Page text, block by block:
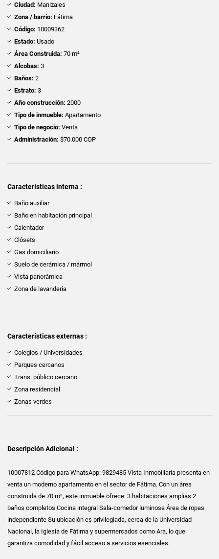
Ciudad: Manizales
Zona / barrio: Fátima
Código: 10009362
Estado: Usado
Área Construida: 70 m²
Alcobas: 3
Baños: 2
Estrato: 3
Año construcción: 2000
Tipo de inmueble: Apartamento
Tipo de negocio: Venta
Administración: $70.000 COP
Características interna :
Baño auxiliar
Baño en habitación principal
Calentador
Clósets
Gas domiciliario
Suelo de cerámica / mármol
Vista panorámica
Zona de lavandería
Características externas :
Colegios / Universidades
Parques cercanos
Trans. público cercano
Zona residencial
Zonas verdes
Descripción Adicional :
10007812 Código para WhatsApp: 9829485 Vista Inmobiliaria presenta en
venta un moderno apartamento en el sector de Fátima. Con un área
construida de 70 m², este inmueble ofrece: 3 habitaciones amplias 2
baños completos Cocina integral Sala-comedor luminosa Área de ropas
independiente Su ubicación es privilegiada, cerca de la Universidad
Nacional, la Iglesia de Fátima y supermercados como Ara, lo que
garantiza comodidad y fácil acceso a servicios esenciales.